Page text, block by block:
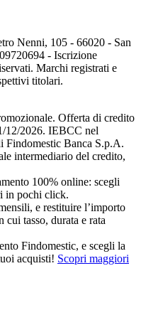
Nenni, 105 - 66020 - San
- Iscrizione
Marchi registrati e
titolari.
Offerta di credito
12/2026. IEBCC nel
Findomestic Banca S.p.A.
intermediario del credito,
100% online: scegli
in pochi click.
e restituire l’importo
tasso, durata e rata
Findomestic, e scegli la
acquisti! Scopri maggiori